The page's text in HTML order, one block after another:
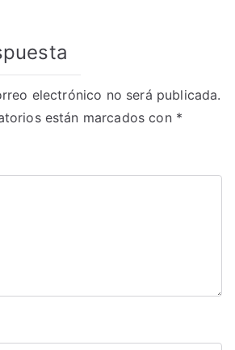
electrónico no será publicada.
están marcados con *